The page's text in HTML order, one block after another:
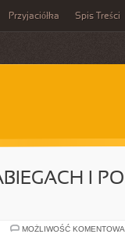
Przyjaciółka Spis Treści
I
MOŻLIWOŚĆ